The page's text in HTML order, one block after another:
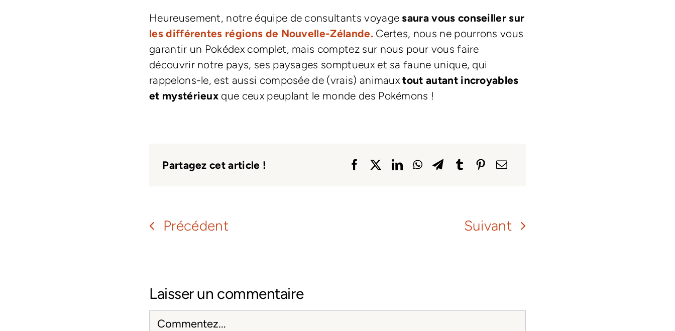
Heureusement, notre équipe de consultants voyagesaura vous conseiller sur
les différentes régions de Nouvelle-Zélande.Certes, nous ne pourrons vous
garantir un Pokédex complet, mais comptez sur nous pour vous faire
découvrir notre pays, ses paysages somptueux et sa faune unique, qui
rappelons-le, est aussi composée de (vrais) animauxtout autant incroyables
et mystérieux que ceux peuplant le monde des Pokémons !
Partagez cet article !
Précédent Suivant
Laisser un commentaire
Comment